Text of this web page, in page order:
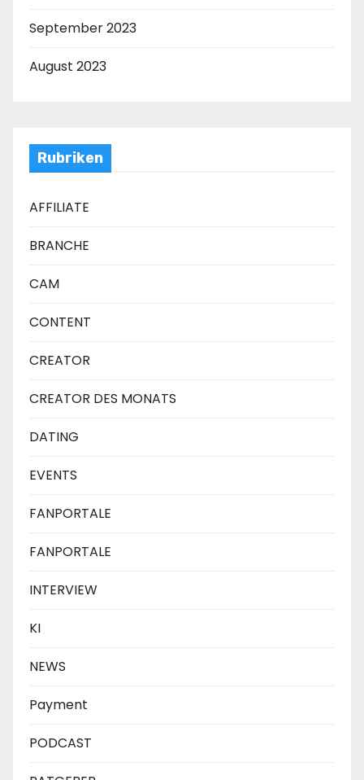
September 2023
August 2023
Rubriken
AFFILIATE
BRANCHE
CAM
CONTENT
CREATOR
CREATOR DES MONATS
DATING
EVENTS
FANPORTALE
FANPORTALE
INTERVIEW
KI
NEWS
Payment
PODCAST